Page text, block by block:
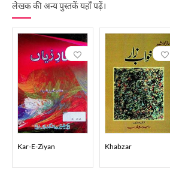
लेखक की अन्य पुस्तकें यहाँ पढ़ें।
Kar-E-Ziyan Khabzar